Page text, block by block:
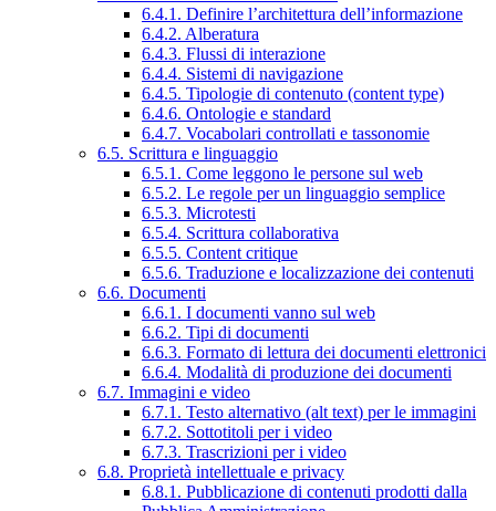
6.4.1. Definire l’architettura dell’informazione
6.4.2. Alberatura
6.4.3. Flussi di interazione
6.4.4. Sistemi di navigazione
6.4.5. Tipologie di contenuto (content type)
6.4.6. Ontologie e standard
6.4.7. Vocabolari controllati e tassonomie
6.5. Scrittura e linguaggio
6.5.1. Come leggono le persone sul web
6.5.2. Le regole per un linguaggio semplice
6.5.3. Microtesti
6.5.4. Scrittura collaborativa
6.5.5. Content critique
6.5.6. Traduzione e localizzazione dei contenuti
6.6. Documenti
6.6.1. I documenti vanno sul web
6.6.2. Tipi di documenti
6.6.3. Formato di lettura dei documenti elettronici
6.6.4. Modalità di produzione dei documenti
6.7. Immagini e video
6.7.1. Testo alternativo (alt text) per le immagini
6.7.2. Sottotitoli per i video
6.7.3. Trascrizioni per i video
6.8. Proprietà intellettuale e privacy
6.8.1. Pubblicazione di contenuti prodotti dalla